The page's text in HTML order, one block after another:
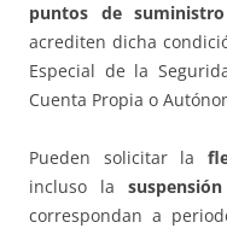
puntos de
acrediten dicha
Especial de la
Cuenta Propia o
Pueden solicitar la
incluso la
correspondan a